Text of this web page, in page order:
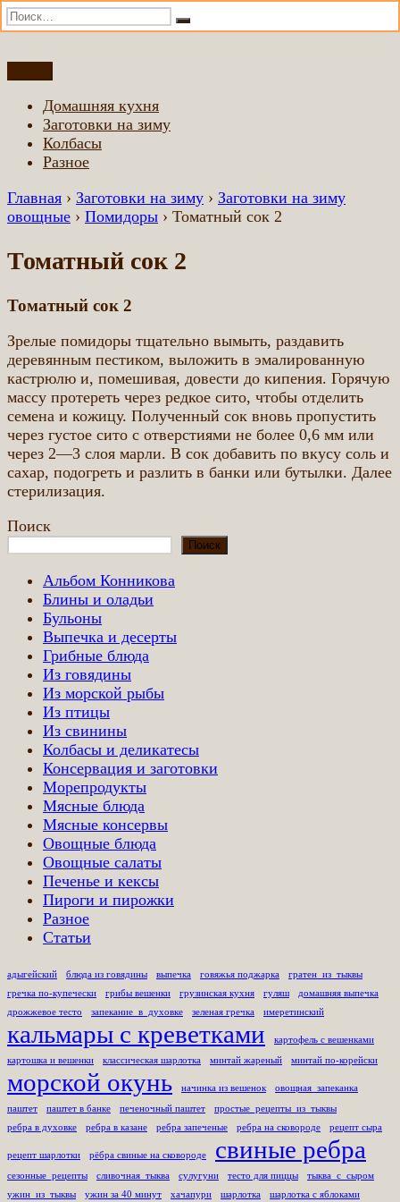
Искать:
Поиск
содержимому
Домашняя еда всем
Еда приготовленная по домашним рецептам
Домашняя кухня
Заготовки на зиму
Колбасы
Разное
Главная › Заготовки на зиму › Заготовки на зиму
овощные › Помидоры › Томатный сок 2
Томатный сок 2
Томатный сок 2
Зрелые помидоры тщательно вымыть, раздавить
деревянным пестиком, выложить в эмалированную
кастрюлю и, помешивая, довести до кипения. Горячую
массу протереть через редкое сито, чтобы отделить
семена и кожицу. Полученный сок вновь пропустить
через густое сито с отверстиями не более 0,6 мм или
через 2—3 слоя марли. В сок добавить по вкусу соль и
сахар, подогреть и разлить в банки или бутылки. Далее
стерилизация.
Поиск
Поиск
Альбом Конникова
Блины и оладьи
Бульоны
Выпечка и десерты
Грибные блюда
Из говядины
Из морской рыбы
Из птицы
Из свинины
Колбасы и деликатесы
Консервация и заготовки
Морепродукты
Мясные блюда
Мясные консервы
Овощные блюда
Овощные салаты
Печенье и кексы
Пироги и пирожки
Разное
Статьи
адыгейский блюда из говядины выпечка говяжья поджарка
гратен_из_тыквы
гречка по-купечески
грибы вешенки грузинская кухня гуляш
домашняя выпечка
дрожжевое тесто
запекание_в_духовке зеленая гречка имеретинский
кальмары с креветками картофель с вешенками
картошка и вешенки классическая шарлотка минтай жареный минтай по-корейски
морской окунь начинка из вешенок овощная_запеканка
паштет паштет в банке печеночный паштет
простые_рецепты_из_тыквы
ребра в духовке
ребра в казане ребра запеченые ребра на сковороде рецепт сыра
рецепт шарлотки рёбра свиные на сковороде свиные ребра
сезонные_рецепты сливочная_тыква сулугуни тесто для пиццы
тыква_с_сыром
ужин_из_тыквы
ужин за 40 минут хачапури шарлотка шарлотка с яблоками